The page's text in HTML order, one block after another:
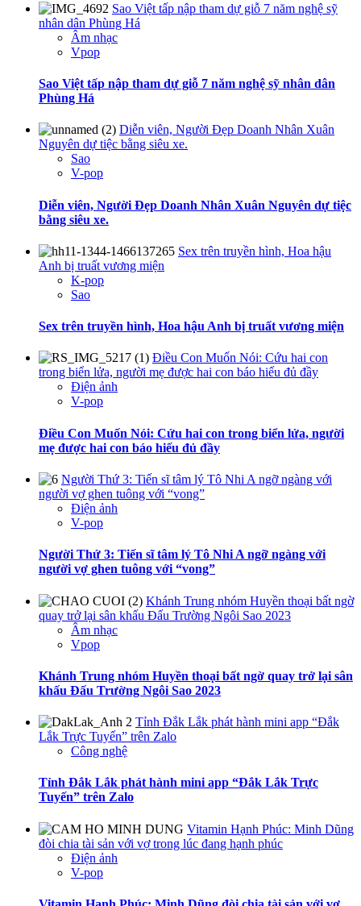
Sao Việt tấp nập tham dự giỗ 7 năm nghệ sỹ
nhân dân Phùng Há
Âm nhạc
Vpop
Sao Việt tấp nập tham dự giỗ 7 năm nghệ sỹ nhân dân
Phùng Há
Diễn viên, Người Đẹp Doanh Nhân Xuân
Nguyên dự tiệc bằng siêu xe.
Sao
V-pop
Diễn viên, Người Đẹp Doanh Nhân Xuân Nguyên dự tiệc
bằng siêu xe.
Sex trên truyền hình, Hoa hậu
Anh bị truất vương miện
K-pop
Sao
Sex trên truyền hình, Hoa hậu Anh bị truất vương miện
Điều Con Muốn Nói: Cứu hai con
trong biển lửa, người mẹ được hai con báo hiếu đủ đầy
Điện ảnh
V-pop
Điều Con Muốn Nói: Cứu hai con trong biển lửa, người
mẹ được hai con báo hiếu đủ đầy
Người Thứ 3: Tiến sĩ tâm lý Tô Nhi A ngỡ ngàng với
người vợ ghen tuông với “vong”
Điện ảnh
V-pop
Người Thứ 3: Tiến sĩ tâm lý Tô Nhi A ngỡ ngàng với
người vợ ghen tuông với “vong”
Khánh Trung nhóm Huyền thoại bất ngờ
quay trở lại sân khấu Đấu Trường Ngôi Sao 2023
Âm nhạc
Vpop
Khánh Trung nhóm Huyền thoại bất ngờ quay trở lại sân
khấu Đấu Trường Ngôi Sao 2023
Tỉnh Đắk Lắk phát hành mini app “Đắk
Lắk Trực Tuyến” trên Zalo
Công nghệ
Tỉnh Đắk Lắk phát hành mini app “Đắk Lắk Trực
Tuyến” trên Zalo
Vitamin Hạnh Phúc: Minh Dũng
đòi chia tài sản với vợ trong lúc đang hạnh phúc
Điện ảnh
V-pop